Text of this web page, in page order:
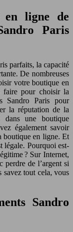
en ligne de
Paris
parfaits, la capacité
De nombreuses
votre boutique en
faire pour choisir la
Sandro Paris pour
la réputation de la
une boutique
également savoir
boutique en ligne. Et
légale. Pourquoi est-
? Sur Internet,
perdre de l’argent si
savez tout cela, vous
Sandro